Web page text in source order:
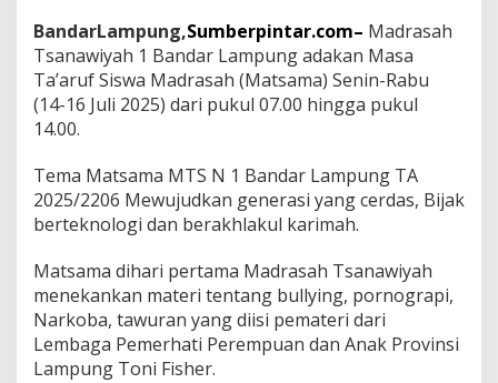
a
n
d
a
m
p
u
g
M
e
n
d
BandarLampung,Sumberpintar.com– Madrasah
Tsanawiyah 1 Bandar Lampung adakan Masa
Ta’aruf Siswa Madrasah (Matsama) Senin-Rabu
(14-16 Juli 2025) dari pukul 07.00 hingga pukul
14.00.
Tema Matsama MTS N 1 Bandar Lampung TA
2025/2206 Mewujudkan generasi yang cerdas, Bijak
berteknologi dan berakhlakul karimah.
Matsama dihari pertama Madrasah Tsanawiyah
menekankan materi tentang bullying, pornograpi,
Narkoba, tawuran yang diisi pemateri dari
Lembaga Pemerhati Perempuan dan Anak Provinsi
Lampung Toni Fisher.